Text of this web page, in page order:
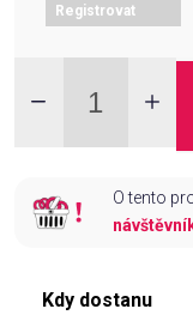
Registrovat
O tento
Kdy dostanu